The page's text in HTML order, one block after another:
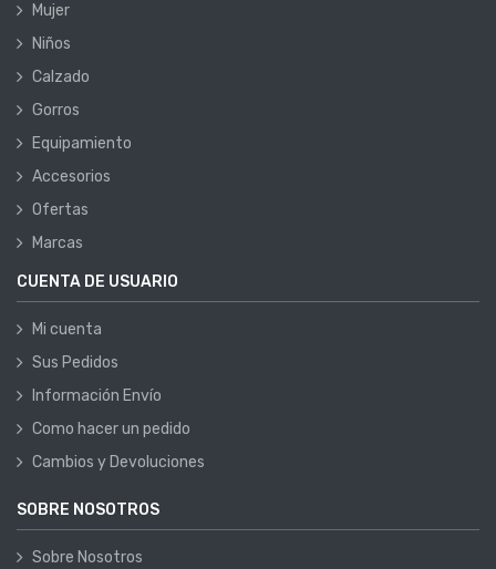
Mujer
Niños
Calzado
Gorros
Equipamiento
Accesorios
Ofertas
Marcas
CUENTA DE USUARIO
Mi cuenta
Sus Pedidos
Información Envío
Como hacer un pedido
Cambios y Devoluciones
SOBRE NOSOTROS
Sobre Nosotros